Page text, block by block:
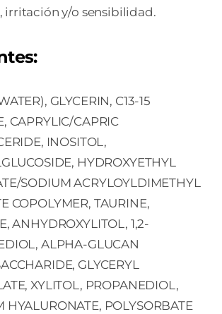
irritación y/o sensibilidad.
GLYCERIN, C13-15
CAPRYLIC/CAPRIC
INOSITOL,
HYDROXYETHYL
SODIUM ACRYLOYLDIMETHYL
COPOLYMER, TAURINE,
ANHYDROXYLITOL, 1,2-
ALPHA-GLUCAN
GLYCERYL
XYLITOL, PROPANEDIOL,
HYALURONATE, POLYSORBATE